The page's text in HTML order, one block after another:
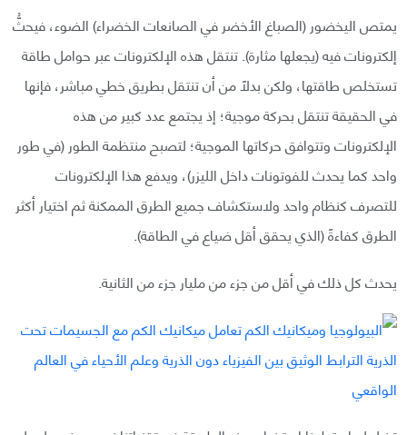
يمتص اليخضور (الصباغ الأخضر في الصانعات الخضراء) الضوء، فيحثُّ
إلكترونات فيه (يجعلها مثارة). تنتقل هذه الإلكترونات عبر حوامل طاقة
تستخلص طاقتها، ولكن بدلًا من أن تنتقل بطريق خطي مباشر، فإنها
في الحقيقة تنتقل بحركة موجية؛ إذ يجتمع عدد كبير من هذه
الإلكترونات وتتوافق حركاتها الموجية؛ لتصبح منتظمة الطور (في طور
واحد كما يحدث للفوتونات داخل الليزر)، ويدفع هذا الإلكترونات
للتصرف كنظام واحد ولاستكشاف جميع الطرق الممكنة ثم اختيار أكثر
الطرق كفاءةً (الذي يحقق أقل ضياع في الطاقة).
يحدث كل ذلك في أقل من جزء من مليار جزء من الثانية.